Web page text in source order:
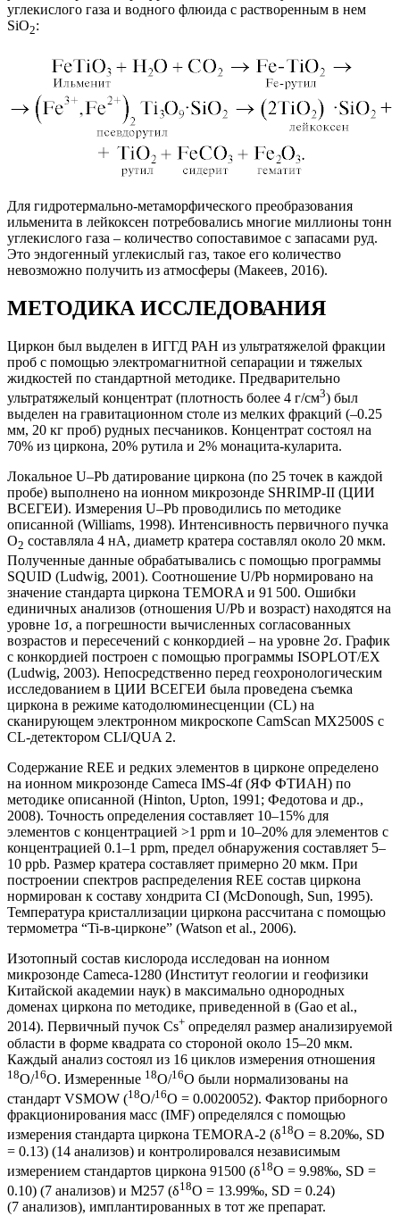
углекислого газа и водного флюида c растворенным в нем
SiO2:
Для гидротермально-метаморфического преобразования
ильменита в лейкоксен потребовались многие миллионы тонн
углекислого газа – количество сопоставимое с запасами руд.
Это эндогенный углекислый газ, такое его количество
невозможно получить из атмосферы (Макеев, 2016).
МЕТОДИКА ИССЛЕДОВАНИЯ
Циркон был выделен в ИГГД РАН из ультратяжелой фракции
проб с помощью электромагнитной сепарации и тяжелых
жидкостей по стандартной методике. Предварительно
ультратяжелый концентрат (плотность более 4 г/см3) был
выделен на гравитационном столе из мелких фракций (–0.25
мм, 20 кг проб) рудных песчаников. Концентрат состоял на
70% из циркона, 20% рутила и 2% монацита-куларита.
Локальное U–Pb датирование циркона (по 25 точек в каждой
пробе) выполнено на ионном микрозонде SHRIMP-II (ЦИИ
ВСЕГЕИ). Измерения U–Pb проводились по методике
описанной (Williams, 1998). Интенсивность первичного пучка
O2 составляла 4 нА, диаметр кратера составлял около 20 мкм.
Полученные данные обрабатывались с помощью программы
SQUID (Ludwig, 2001). Соотношение U/Pb нормировано на
значение стандарта циркона TEMORA и 91 500. Ошибки
единичных анализов (отношения U/Pb и возраст) находятся на
уровне 1σ, а погрешности вычисленных согласованных
возрастов и пересечений с конкордией – на уровне 2σ. График
с конкордией построен с помощью программы ISOPLOT/EX
(Ludwig, 2003). Непосредственно перед геохронологическим
исследованием в ЦИИ ВСЕГЕИ была проведена съемка
циркона в режиме катодолюминесценции (CL) на
сканирующем электронном микроскопе CamScan MX2500S с
CL-детектором CLI/QUA 2.
Содержание REE и редких элементов в цирконе определено
на ионном микрозонде Cameca IMS-4f (ЯФ ФТИАН) по
методике описанной (Hinton, Upton, 1991; Федотова и др.,
2008). Точность определения составляет 10–15% для
элементов с концентрацией >1 ppm и 10–20% для элементов с
концентрацией 0.1–1 ppm, предел обнаружения составляет 5–
10 ppb. Размер кратера составляет примерно 20 мкм. При
построении спектров распределения REE состав циркона
нормирован к составу хондрита СI (McDonough, Sun, 1995).
Температура кристаллизации циркона рассчитана с помощью
термометра “Ti-в-цирконе” (Watson et al., 2006).
Изотопный состав кислорода исследован на ионном
микрозонде Cameca-1280 (Институт геологии и геофизики
Китайской академии наук) в максимально однородных
доменах циркона по методике, приведенной в (Gao et al.,
2014). Первичный пучок Cs+ определял размер анализируемой
области в форме квадрата со стороной около 15–20 мкм.
Каждый анализ состоял из 16 циклов измерения отношения
18O/16O. Измеренные 18O/16O были нормализованы на
стандарт VSMOW (18O/16O = 0.0020052). Фактор приборного
фракционирования масс (IMF) определялся с помощью
измерения стандарта циркона TEMORA-2 (δ18O = 8.20‰, SD
= 0.13) (14 анализов) и контролировался независимым
измерением стандартов циркона 91500 (δ18O = 9.98‰, SD =
0.10) (7 анализов) и М257 (δ18O = 13.99‰, SD = 0.24)
(7 анализов), имплантированных в тот же препарат.